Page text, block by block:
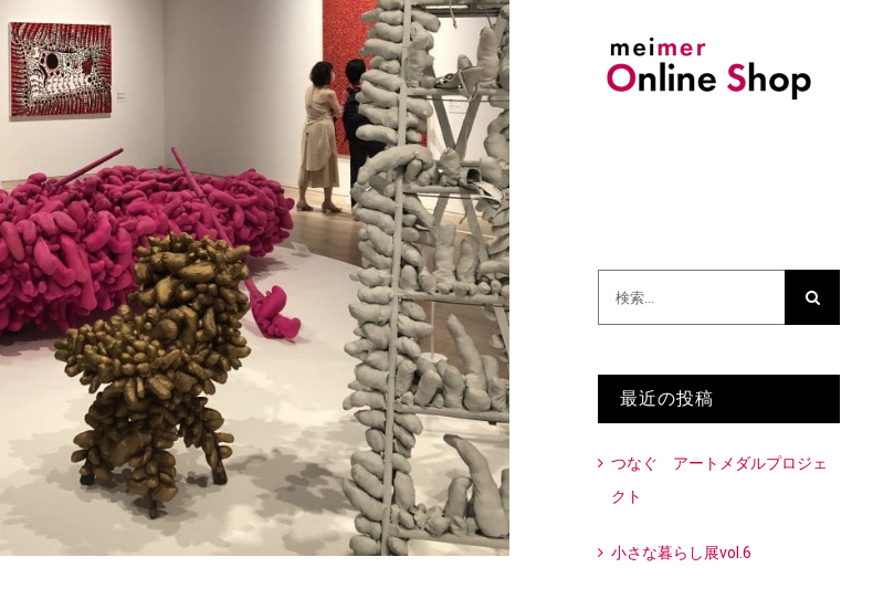
最近の投稿
つなぐ アートメダルプロジェ
クト
小さな暮らし展vol.6